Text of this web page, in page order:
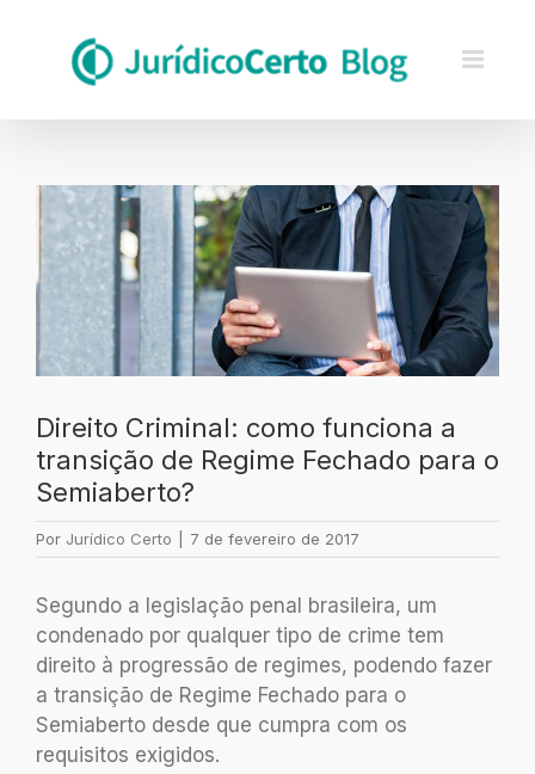
content
Ver
imagem
maior
Direito Criminal: como funciona a
transição de Regime Fechado para o
Semiaberto?
Por Jurídico Certo 7 de fevereiro de 2017
Segundo a legislação penal brasileira, um
condenado por qualquer tipo de crime tem
direito à progressão de regimes, podendo fazer
a transição de Regime Fechado para o
Semiaberto desde que cumpra com os
requisitos exigidos.